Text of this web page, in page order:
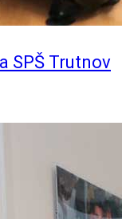
SPŠ Trutnov